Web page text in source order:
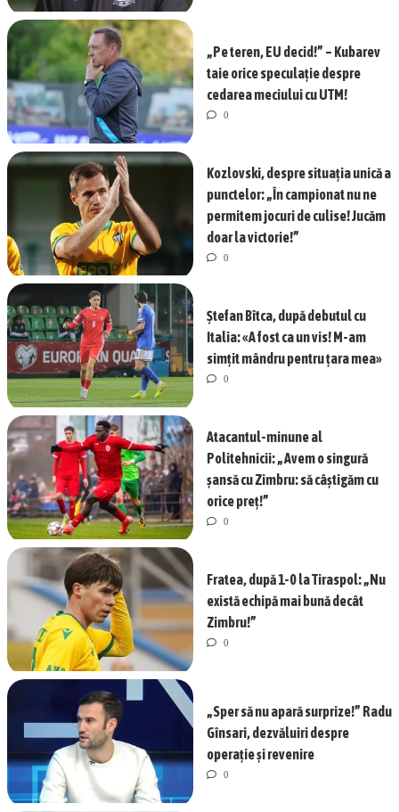
„Pe teren, EU decid!” – Kubarev
taie orice speculație despre
cedarea meciului cu UTM!
0
Kozlovski, despre situația unică a
punctelor: „În campionat nu ne
permitem jocuri de culise! Jucăm
doar la victorie!”
0
Ștefan Bîtca, după debutul cu
Italia: «A fost ca un vis! M-am
simțit mândru pentru țara mea»
0
Atacantul-minune al
Politehnicii: „Avem o singură
șansă cu Zimbru: să câștigăm cu
orice preț!”
0
Fratea, după 1-0 la Tiraspol: „Nu
există echipă mai bună decât
Zimbru!”
0
„Sper să nu apară surprize!” Radu
Gînsari, dezvăluiri despre
operație și revenire
0